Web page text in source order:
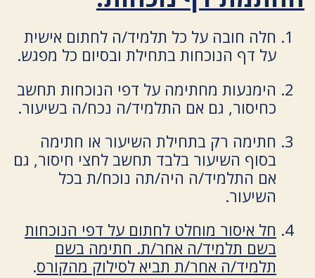
חלה חובה על כל תלמיד/ה לחתום אישית
על דף הנוכחות בתחילת ובסיום כל מפגש.
הימנעות מחתימה על דפי הנוכחות תחשב
כחיסור, גם אם התלמיד/ה נכח/ה בשיעור.
חתימה רק בתחילת השיעור או חתימה
בסוף השיעור בלבד תחשב לחצי חיסור, גם
אם התלמיד/ה היה/תה נוכח/ת בכל
השיעור.
חל איסור מוחלט לחתום על דפי הנוכחות
בשם תלמיד/ה אחר/ת. חתימה בשם
תלמיד/ה אחר/ת תביא לסילוק מהקורס.